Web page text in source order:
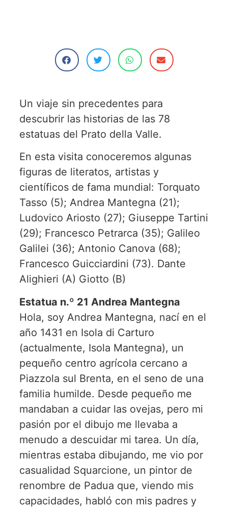
Un viaje sin precedentes para
descubrir las historias de las 78
estatuas del Prato della Valle.
En esta visita conoceremos algunas
figuras de literatos, artistas y
científicos de fama mundial: Torquato
Tasso (5); Andrea Mantegna (21);
Ludovico Ariosto (27); Giuseppe Tartini
(29); Francesco Petrarca (35); Galileo
Galilei (36); Antonio Canova (68);
Francesco Guicciardini (73). Dante
Alighieri (A) Giotto (B)
Estatua n.º 21 Andrea Mantegna
Hola, soy Andrea Mantegna, nací en el
año 1431 en Isola di Carturo
(actualmente, Isola Mantegna), un
pequeño centro agrícola cercano a
Piazzola sul Brenta, en el seno de una
familia humilde. Desde pequeño me
mandaban a cuidar las ovejas, pero mi
pasión por el dibujo me llevaba a
menudo a descuidar mi tarea. Un día,
mientras estaba dibujando, me vio por
casualidad Squarcione, un pintor de
renombre de Padua que, viendo mis
capacidades, habló con mis padres y